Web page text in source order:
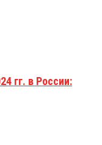
гг. в России: